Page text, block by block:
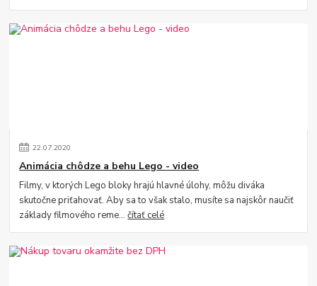
22.07.2020
Animácia chôdze a behu Lego - video
Filmy, v ktorých Lego bloky hrajú hlavné úlohy, môžu diváka
skutočne priťahovať. Aby sa to však stalo, musíte sa najskôr naučiť
základy filmového reme...čítať celé